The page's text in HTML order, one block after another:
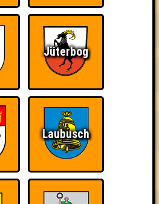
aus Stahl
Teilnahmen is too
damn high
Jüterbog
Laubusch